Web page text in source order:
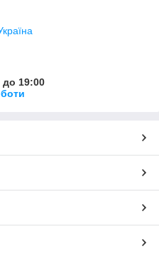
до 19:00